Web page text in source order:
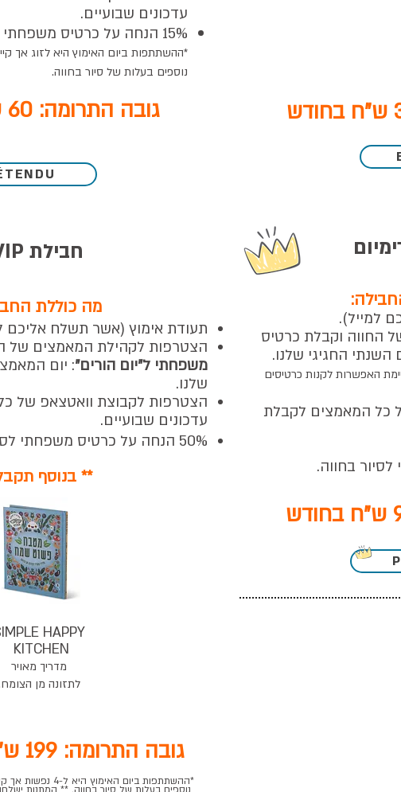
גובה התרומה: 60 ש"ח בחודש
עדכונים שבועיים.
15% הנחה על כרטיס משפחתי
*ההשתתפות ביום האימוץ היא לזוג אך
נוספים בעלות של סיור בחווה.
חבילת VIP
מה כוללת
תעודת אימוץ (אשר תשלח אליכם
הצטרפות לקהילת המאמצים של
משפחתי ל"יום הורים": יום
שלנו.
הצטרפות לקבוצת וואטצאפ של
עדכונים שבועיים.
50% הנחה על כרטיס משפחתי
** בנוסף
HAPPY
KITCHEN
מדריך מאויר
לתזונה מן
גובה התרומה: 199 ש"ח בחודש
*ההשתתפות ביום
למייל).
החווה וקבלת כרטיס
החגיגי שלנו.
האפשרות לקנות כרטיסים
כל המאמצים לקבלת
בחווה.